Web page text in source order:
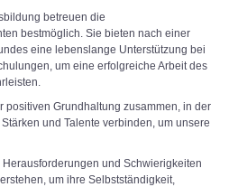
betreuen die
bestmöglich. Sie bieten nach einer
eine lebenslange Unterstützung bei
um eine erfolgreiche Arbeit des
positiven Grundhaltung zusammen, in der
und Talente verbinden, um unsere
und Schwierigkeiten
um ihre Selbstständigkeit,